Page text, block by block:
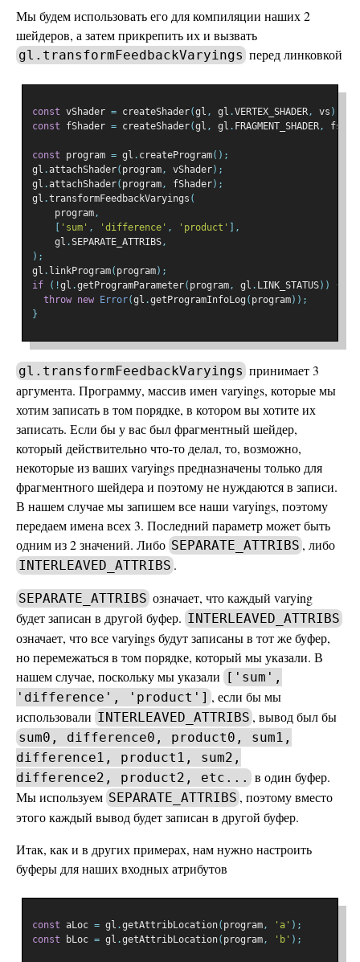
Мы будем использовать его для компиляции наших 2
шейдеров, а затем прикрепить их и вызвать
gl.transformFeedbackVaryings перед линковкой
const vShader = createShader(gl , gl .VERTEX_SHADER, vs );
const fShader = createShader(gl , gl . FRAGMENT_SHADER, fs
const program = gl . createProgram();
gl .attachShader( program, vShader);
gl .attachShader( program, fShader);
gl .transformFeedbackVaryings (
    program
,
'sum' , 'difference' , 'product'
],
    gl
.SEPARATE_ATTRIBS,
);
gl . linkProgram( program);
if
(!gl .getProgramParameter( program, gl . LINK_STATUS))
{
throw new Error(gl .getProgramInfoLog ( program));
}
gl.transformFeedbackVaryings принимает 3
аргумента. Программу, массив имен varyings, которые мы
хотим записать в том порядке, в котором вы хотите их
записать. Если бы у вас был фрагментный шейдер,
который действительно что-то делал, то, возможно,
некоторые из ваших varyings предназначены только для
фрагментного шейдера и поэтому не нуждаются в записи.
В нашем случае мы запишем все наши varyings, поэтому
передаем имена всех 3. Последний параметр может быть
одним из 2 значений. Либо SEPARATE_ATTRIBS , либо
INTERLEAVED_ATTRIBS .
SEPARATE_ATTRIBS означает, что каждый varying
будет записан в другой буфер. INTERLEAVED_ATTRIBS
означает, что все varyings будут записаны в тот же буфер,
но перемежаться в том порядке, который мы указали. В
нашем случае, поскольку мы указали ['sum',
'difference', 'product'] , если бы мы
использовали INTERLEAVED_ATTRIBS , вывод был бы
sum0, difference0, product0, sum1,
difference1, product1, sum2,
difference2, product2, etc... в один буфер.
Мы используем SEPARATE_ATTRIBS , поэтому вместо
этого каждый вывод будет записан в другой буфер.
Итак, как и в других примерах, нам нужно настроить
буферы для наших входных атрибутов
const aLoc = gl .getAttribLocation( program, 'a' );
const bLoc = gl .getAttribLocation( program, 'b' );